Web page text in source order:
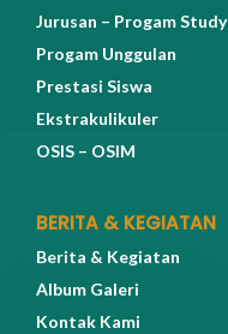
Jurusan – Progam Study
Progam Unggulan
Prestasi Siswa
Ekstrakulikuler
OSIS – OSIM
BERITA & KEGIATAN
Berita & Kegiatan
Album Galeri
Kontak Kami